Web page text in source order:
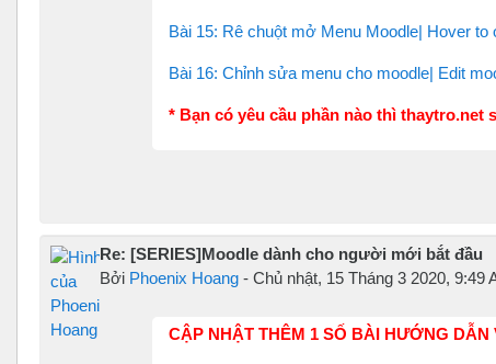
Bài 15: Rê chuột mở Menu Moodle| Hover to
Bài 16: Chỉnh sửa menu cho moodle| Edit
* Bạn có yêu cầu phần nào thì thaytro.net
Re: [SERIES]Moodle dành cho người mới bắt đầu
Bởi Phoenix Hoang - Chủ nhật, 15 Tháng 3 2020, 9:49
CẬP NHẬT THÊM 1 SỐ BÀI HƯỚNG DẪN